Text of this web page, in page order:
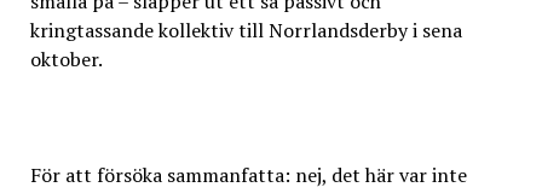
kringtassande kollektiv till Norrlandsderby i sena
oktober.
För att försöka sammanfatta: nej, det här var inte